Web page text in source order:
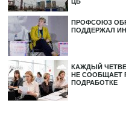
ПРОФСОЮЗ
ПОДДЕРЖАЛ
КАЖДЫЙ
НЕ СООБЩАЕТ
ПОДРАБОТКЕ